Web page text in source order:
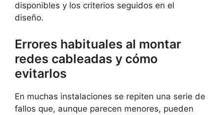
disponibles y los criterios seguidos en el
diseño.
Errores habituales al montar
redes cableadas y cómo
evitarlos
En muchas instalaciones se repiten una serie de
fallos que, aunque parecen menores, pueden